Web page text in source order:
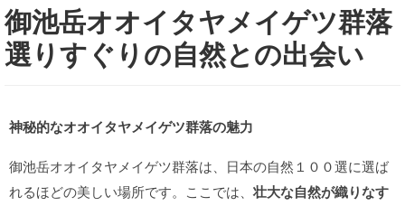
御池岳オオイタヤメイゲツ群落
選りすぐりの自然との出会い
神秘的なオオイタヤメイゲツ群落の魅力
御池岳オオイタヤメイゲツ群落は、日本の自然１００選に選ば
れるほどの美しい場所です。ここでは、壮大な自然が織りなす